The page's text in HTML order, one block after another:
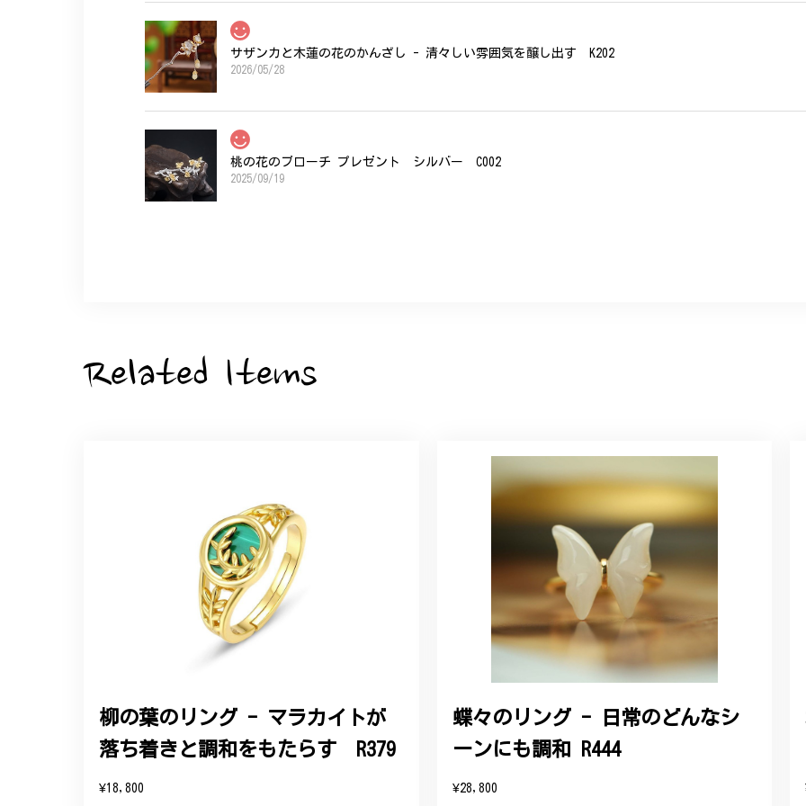
サザンカと木蓮の花のかんざし - 清々しい雰囲気を醸し出す K202
2026/05/28
桃の花のブローチ プレゼント シルバー C002
2025/09/19
大切な節目のお祝いに、母へのプレゼント用に購入させていただきました。実際に目にすると 華美すぎず丁寧なデ
こちらのオーダーの細かい調整に何度も対応していただき、ありがとうございました。
エレガントな蛇バングル！高級感あるスタイリッシュなデザイン B058
2024/11/20
バングルの腕周りのサイズ直しも料金に含まれており、こちらからの質問にも速やかに回答下さり、信頼できるシ
この度は素晴らしいレビューをいただき、誠にありがとうございます。お客様にご満足いただけたこ
参りますので、何かございましたらいつでもお気軽にご連絡ください。引き続きどうぞよろしくお願
Related Items
柳の葉のリング - マラカイトが
落ち着きと調和をもたらす R379
¥18,800
蝶々のリング - 日常のどんなシ
ーンにも調和 R444
¥28,800